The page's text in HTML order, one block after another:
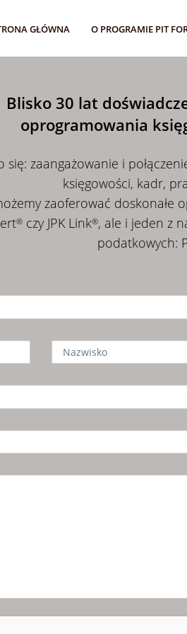
GŁÓWNA O PROGRAMIE PIT
Blisko 30 lat
oprogramowania
się: zaangażowanie i
księgowości, kadr,
zaoferować
®czy JPK Link®, ale i jeden z
podatkowych: